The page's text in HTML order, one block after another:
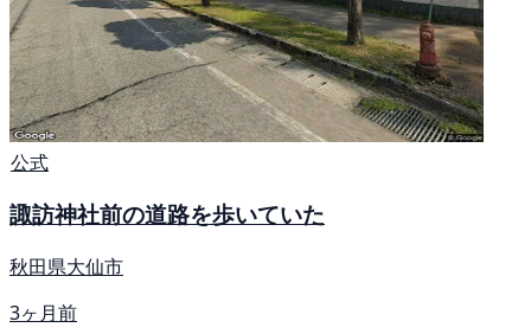
公式
諏訪神社前の道路を歩いていた
秋田県大仙市
3ヶ月前